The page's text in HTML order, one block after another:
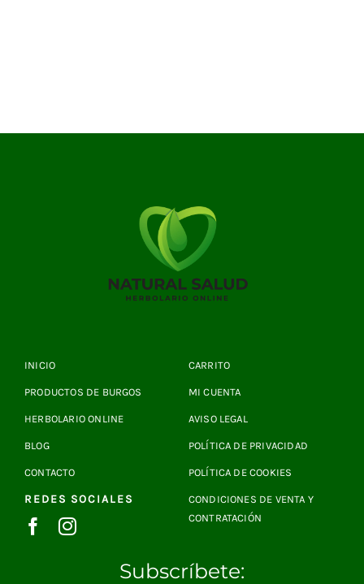
INICIO
PRODUCTOS DE BURGOS
HERBOLARIO ONLINE
BLOG
CONTACTO
REDES SOCIALES
CARRITO
MI CUENTA
AVISO LEGAL
POLÍTICA DE PRIVACIDAD
POLÍTICA DE COOKIES
CONDICIONES DE VENTA Y
CONTRATACIÓN
Subscríbete: